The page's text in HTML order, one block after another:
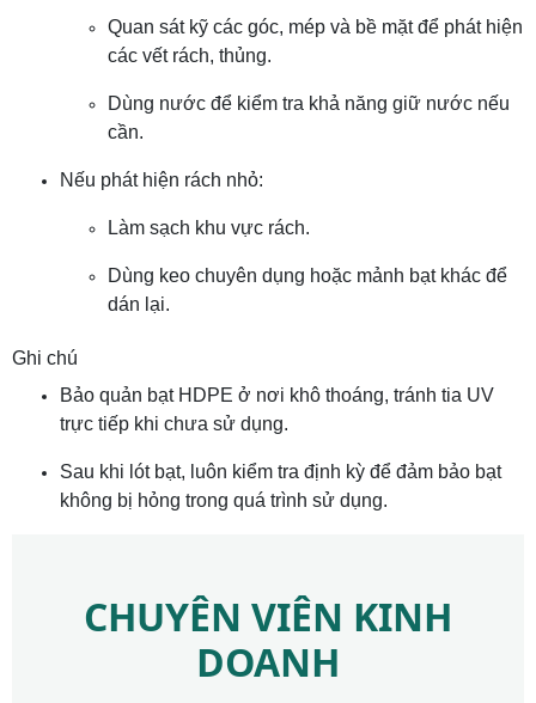
Quan sát kỹ các góc, mép và bề mặt để phát hiện
các vết rách, thủng.
Dùng nước để kiểm tra khả năng giữ nước nếu
cần.
Nếu phát hiện rách nhỏ:
Làm sạch khu vực rách.
Dùng keo chuyên dụng hoặc mảnh bạt khác để
dán lại.
Ghi chú
Bảo quản bạt HDPE ở nơi khô thoáng, tránh tia UV
trực tiếp khi chưa sử dụng.
Sau khi lót bạt, luôn kiểm tra định kỳ để đảm bảo bạt
không bị hỏng trong quá trình sử dụng.
CHUYÊN VIÊN KINH
DOANH